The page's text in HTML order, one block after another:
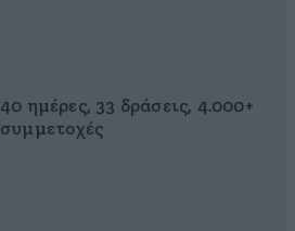
40 ημέρες, 33 δράσεις, 4.000+
συμμετοχές